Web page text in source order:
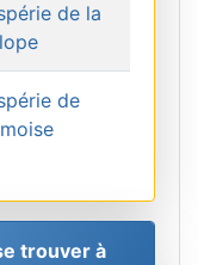
de la
de
trouver à